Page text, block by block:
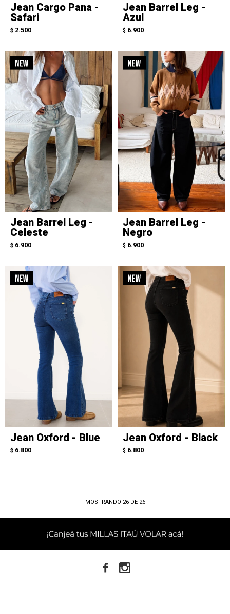
Jean Cargo Pana -
Safari
$ 2.500
Jean Barrel Leg -
Azul
$ 6.900
Jean Barrel Leg -
Celeste
$ 6.900
Jean Barrel Leg -
Negro
$ 6.900
Jean Oxford - Blue
$ 6.800
Jean Oxford - Black
$ 6.800
MOSTRANDO 26DE 26
 